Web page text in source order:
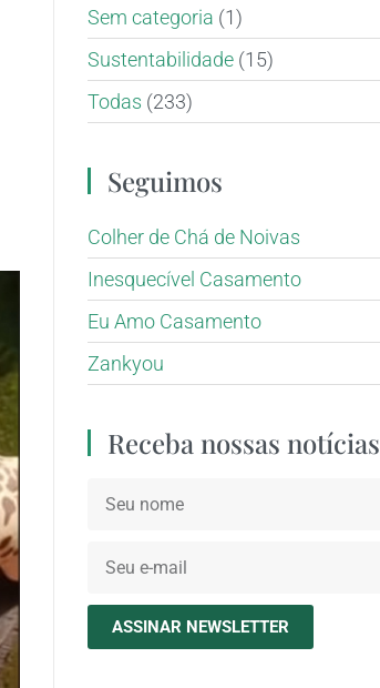
Sem categoria (1)
Sustentabilidade(15)
Todas (233)
Seguimos
Colher de Chá de Noivas
Inesquecível Casamento
Eu Amo Casamento
Zankyou
Receba nossas notícias
ASSINAR NEWSLETTER